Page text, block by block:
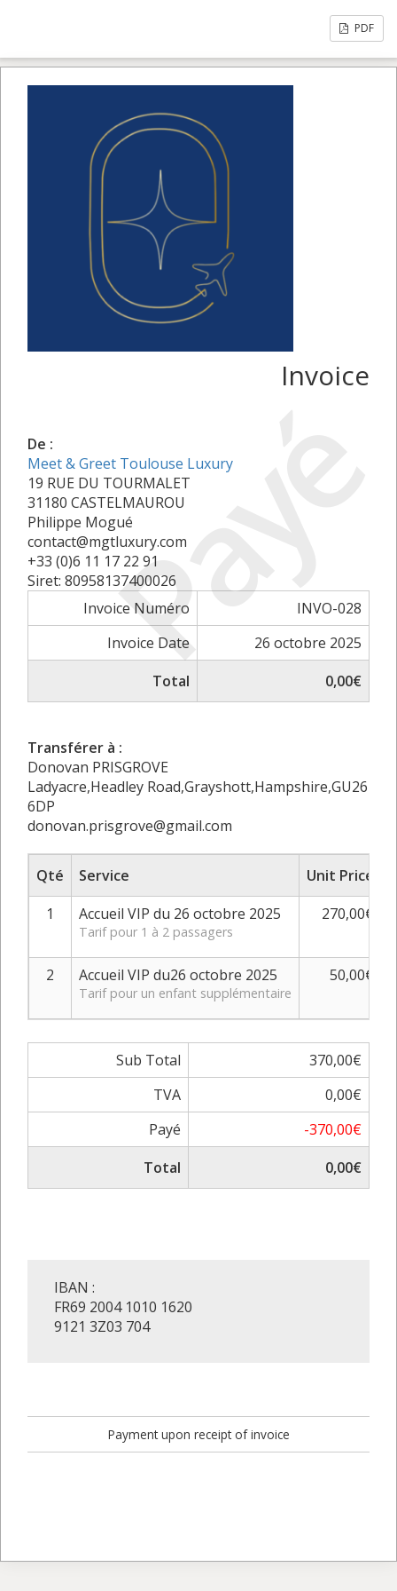
PDF
Payé
Invoice
De :
Meet & Greet Toulouse Luxury
19 RUE DU TOURMALET
31180 CASTELMAUROU
Philippe Mogué
contact@mgtluxury.com
+33 (0)6 11 17 22 91
Siret: 80958137400026
Invoice Numéro
INVO-028
Invoice Date
26 octobre 2025
Total
0,00€
Transférer à :
Donovan PRISGROVE
Ladyacre,Headley Road,Grayshott,Hampshire,GU26
6DP
donovan.prisgrove@gmail.com
Qté Service Unit Price
1
Accueil VIP du 26 octobre 2025
Tarif pour 1 à 2 passagers
270,00€
2 Accueil VIP du26 octobre 2025
Tarif pour un enfant supplémentaire
50,00€
Sub Total
370,00€
TVA
0,00€
Payé
-370,00€
Total
0,00€
IBAN :
FR69 2004 1010 1620
9121 3Z03 704
Payment upon receipt of invoice